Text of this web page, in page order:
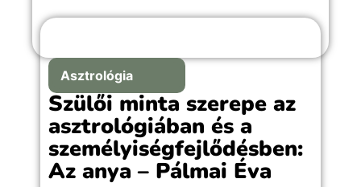
Asztrológia
Szülői minta szerepe az
asztrológiában és a
személyiségfejlődésben:
Az anya – Pálmai Éva